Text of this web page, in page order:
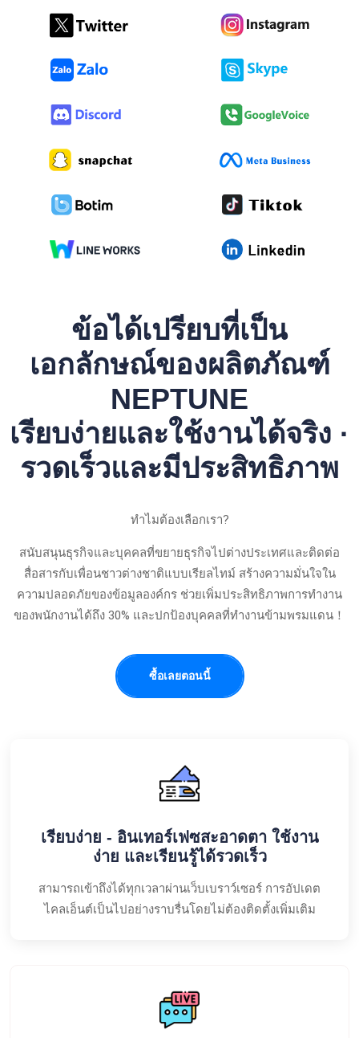
ข้อได้เปรียบที่เป็น
เอกลักษณ์ของผลิตภัณฑ์
NEPTUNE
เรียบง่ายและใช้งานได้จริง ·
รวดเร็วและมีประสิทธิภาพ
ทำไมต้องเลือกเรา?
สนับสนุนธุรกิจและบุคคลที่ขยายธุรกิจไปต่างประเทศและติดต่อ
สื่อสารกับเพื่อนชาวต่างชาติแบบเรียลไทม์ สร้างความมั่นใจใน
ความปลอดภัยของข้อมูลองค์กร ช่วยเพิ่มประสิทธิภาพการทำงาน
ของพนักงานได้ถึง 30% และปกป้องบุคคลที่ทำงานข้ามพรมแดน！
ซื้อเลยตอนนี้
เรียบง่าย - อินเทอร์เฟซสะอาดตา ใช้งาน
ง่าย และเรียนรู้ได้รวดเร็ว
สามารถเข้าถึงได้ทุกเวลาผ่านเว็บเบราว์เซอร์ การอัปเดต
ไคลเอ็นต์เป็นไปอย่างราบรื่นโดยไม่ต้องติดตั้งเพิ่มเติม